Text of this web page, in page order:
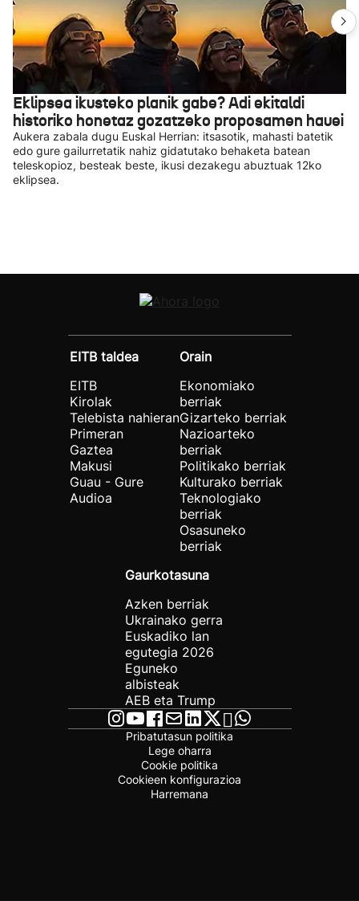
Eklipsea ikusteko planik gabe? Adi ekitaldi
historiko honetaz gozatzeko proposamen hauei
Aukera zabala dugu Euskal Herrian: itsasotik, mahasti batetik
edo gure gailurretatik nahiz gidatutako behaketa batean
teleskopioz, besteak beste, ikusi dezakegu abuztuak 12ko
eklipsea.
EITB taldea
EITB
Kirolak
Telebista nahieran
Primeran
Gaztea
Makusi
Guau - Gure
Audioa
Orain
Ekonomiako
berriak
Gizarteko berriak
Nazioarteko
berriak
Politikako berriak
Kulturako berriak
Teknologiako
berriak
Osasuneko
berriak
Gaurkotasuna
Azken berriak
Ukrainako gerra
Euskadiko lan
egutegia 2026
Eguneko
albisteak
AEB eta Trump
Pribatutasun politika
Lege oharra
Cookie politika
Cookieen konfigurazioa
Harremana